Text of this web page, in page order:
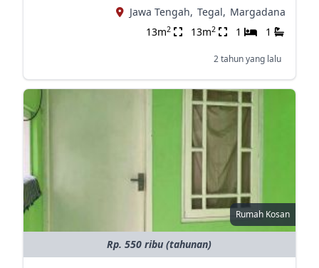
Jawa Tengah, Tegal, Margadana
13m2 13m2 1 1
2 tahun yang lalu
Rumah Kosan
Rp. 550 ribu (tahunan)